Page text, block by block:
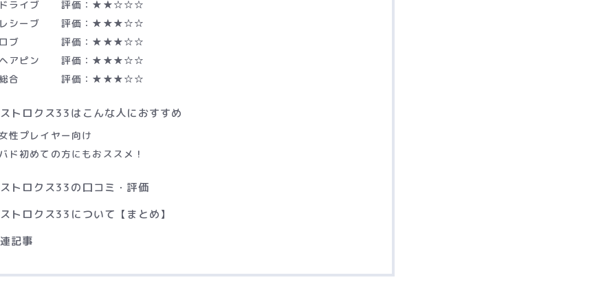
ライブ 評価：★★☆☆☆
シーブ 評価：★★★☆☆
ブ 評価：★★★☆☆
アピン 評価：★★★☆☆
合 評価：★★★☆☆
トロクス33はこんな人におすすめ
性プレイヤー向け
ド初めての方にもおススメ！
トロクス33の口コミ・評価
トロクス33について【まとめ】
記事